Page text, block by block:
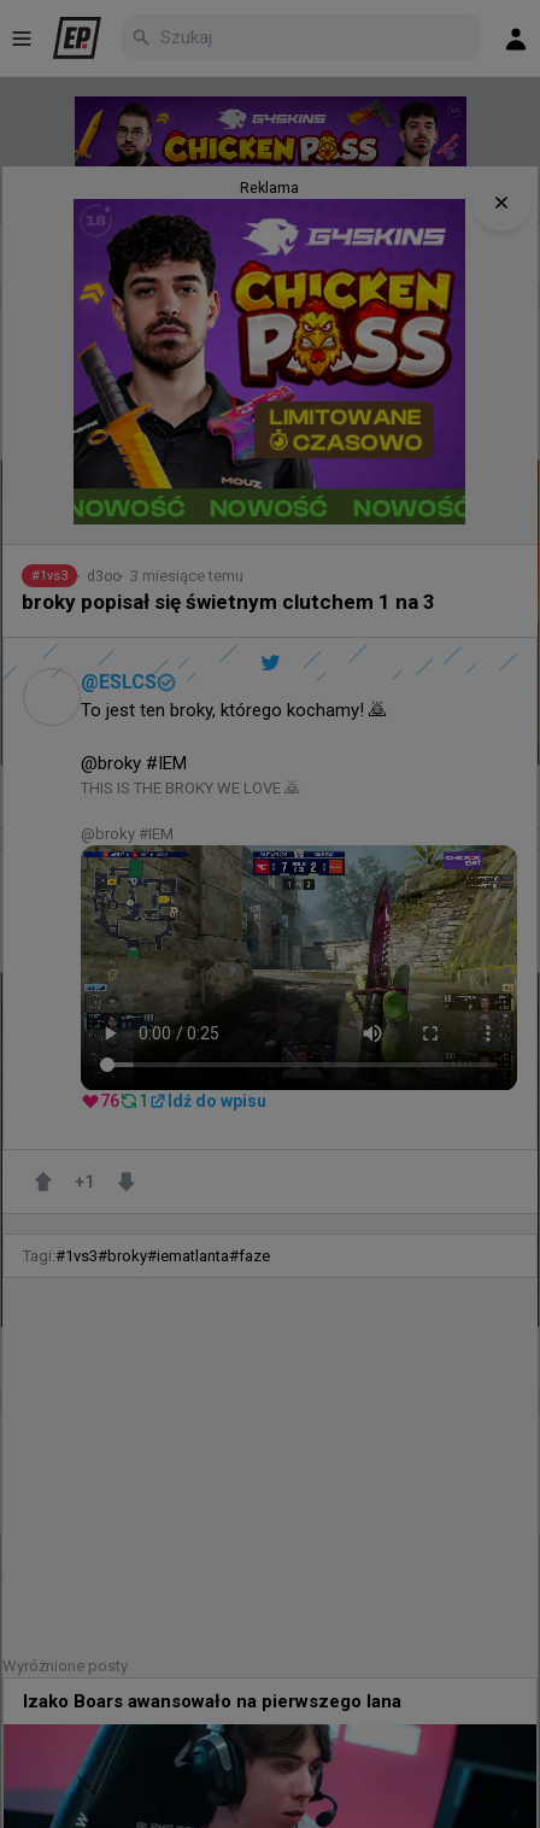
Nowe Najpopularniejsze
d3oo 7 minut temu
Gracze Phantom nie sprawdzili pozycji, co
kosztowało ich ostatecznie mapę. 1:1 w starciu z
d3oo 16 minut temu
Prestige 0:2 Betclic Apogee - Polacy zrobili kolejny
krok ku awansowi na Esports World Cup
(wybaczymy ci @ThoreQ7 i tak to było na eco :D)
Reklama
#1vs3 d3oo 3 miesiące temu
broky popisał się świetnym clutchem 1 na 3
@ ESLCS
To jest ten broky, którego kochamy! 🙇
@broky #IEM
THIS IS THE BROKY WE LOVE 🙇
@broky #IEM
76 1 Idź do wpisu
+1
Tagi:#1vs3#broky#iematlanta#faze
Wyróżnione posty
Izako Boars awansowało na pierwszego lana